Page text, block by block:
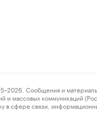
Сообщения и материалы
и массовых коммуникаций
в сфере связи,